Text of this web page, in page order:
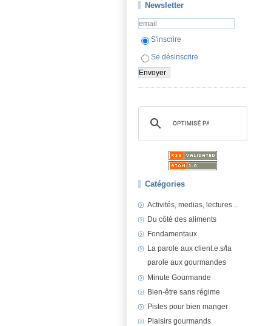
Newsletter
S'inscrire
Se désinscrire
Catégories
Activités, medias, lectures...
Du côté des aliments
Fondamentaux
La parole aux client.e.s/la
parole aux gourmandes
Minute Gourmande
Bien-être sans régime
Pistes pour bien manger
Plaisirs gourmands